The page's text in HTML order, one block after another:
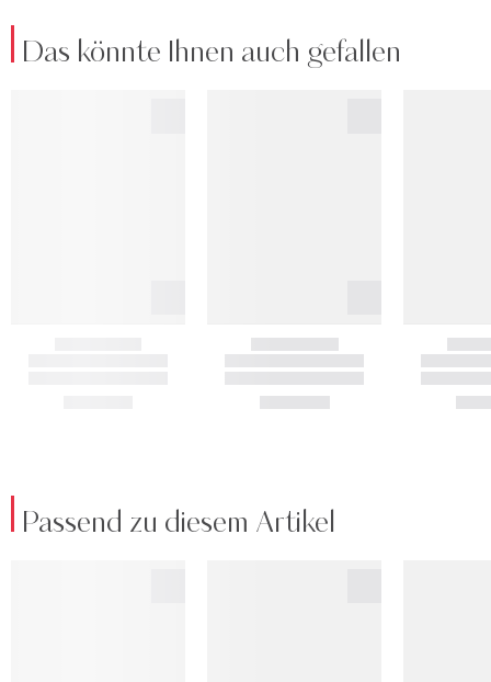
Das könnte Ihnen auch gefallen
Passend zu diesem Artikel